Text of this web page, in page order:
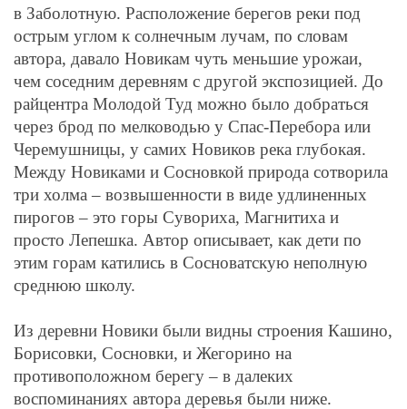
в Заболотную. Расположение берегов реки под
острым углом к солнечным лучам, по словам
автора, давало Новикам чуть меньшие урожаи,
чем соседним деревням с другой экспозицией. До
райцентра Молодой Туд можно было добраться
через брод по мелководью у Спас-Перебора или
Черемушницы, у самих Новиков река глубокая.
Между Новиками и Сосновкой природа сотворила
три холма – возвышенности в виде удлиненных
пирогов – это горы Сувориха, Магнитиха и
просто Лепешка. Автор описывает, как дети по
этим горам катились в Сосноватскую неполную
среднюю школу.
Из деревни Новики были видны строения Кашино,
Борисовки, Сосновки, и Жегорино на
противоположном берегу – в далеких
воспоминаниях автора деревья были ниже.